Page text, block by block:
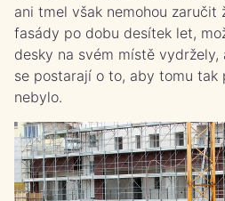
ani tmel však nemohou zaručit
fasády po dobu desítek let,
desky na svém místě
se postarají o to, aby tomu tak
nebylo.